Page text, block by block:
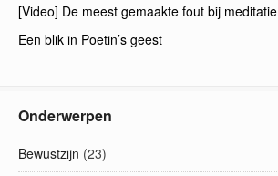
[Video] De meest gemaakte fout bij meditatie
Een blik in Poetin’s geest
Onderwerpen
Bewustzijn (23)